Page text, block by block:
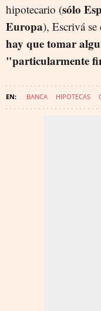
hipotecario (sólo
Europa), Escrivá se
hay que tomar
"particularmente
BANCA HIPOTECAS